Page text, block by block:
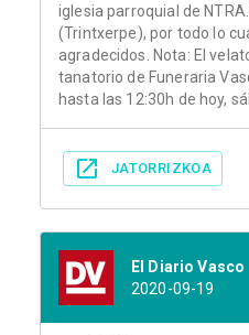
iglesia parroquial de NTRA.
(Trintxerpe), por todo lo
agradecidos. Nota: El
tanatorio de Funeraria
hasta las 12:30h de hoy,
JATORRIZKOA
El Diario Vasco
2020-09-19